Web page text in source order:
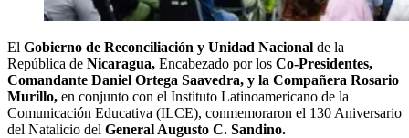
El Gobierno de Reconciliación y Unidad Nacional de la
República de Nicaragua, Encabezado por los Co-Presidentes,
Comandante Daniel Ortega Saavedra, y la Compañera Rosario
Murillo, en conjunto con el Instituto Latinoamericano de la
Comunicación Educativa (ILCE), conmemoraron el 130 Aniversario
del Natalicio del General Augusto C. Sandino.